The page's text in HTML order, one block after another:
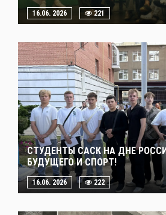
16.06. 2026 221
СТУДЕНТЫ САСК НА ДНЕ
БУДУЩЕГО И СПОРТ!
16.06. 2026 222